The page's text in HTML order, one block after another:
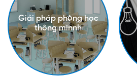
Giải pháp phòng học
thông minnh